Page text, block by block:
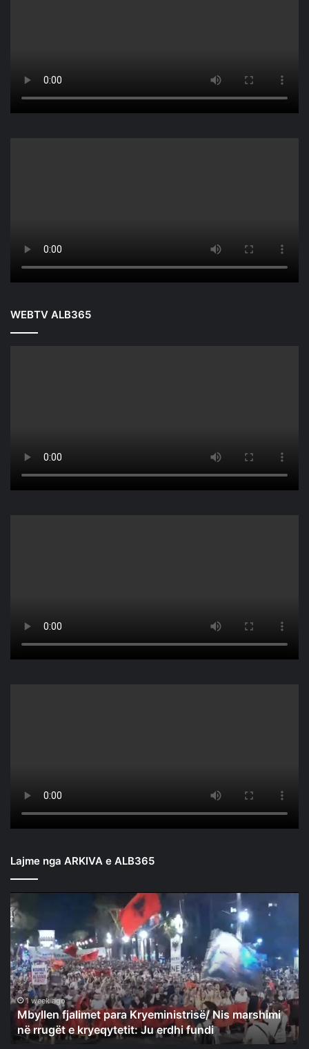
WEBTV ALB365
Lajme nga ARKIVA e ALB365
Mbyllen
fjalimet
para
Kryeministrisë/
Nis
marshimi
në
rrugët
kryeqytetit:
1 week ago
Mbyllen fjalimet para Kryeministrisë/ Nis marshimi
në rrugët e kryeqytetit: Ju erdhi fundi